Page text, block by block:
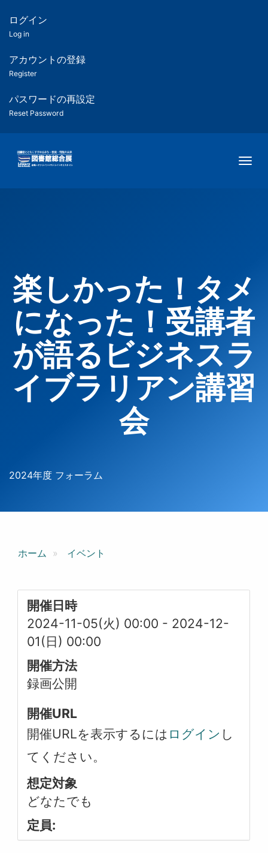
ツ
匿
名
ユ
ー
ー
用
メ
ログイン
Log in
アカウントの登録
Register
パスワードの再設定
Reset Password
楽しかった！タメ
になった！受講者
が語るビジネスラ
イブラリアン講習
会
2024年度 フォーラム
ホーム イベント
開催日時
2024-11-05(火) 00:00 - 2024-12-
01(日) 00:00
開催方法
録画公開
開催URL
開催URLを表示するには ログイン し
てください。
想定対象
どなたでも
定員: